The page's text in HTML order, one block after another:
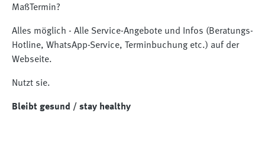
MaßTermin?
Alles möglich - Alle Service-Angebote und Infos (Beratungs-
Hotline, WhatsApp-Service, Terminbuchung etc.) auf der
Webseite.
Nutzt sie.
Bleibt gesund / stay healthy